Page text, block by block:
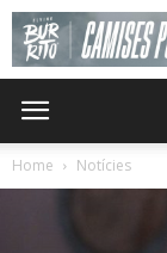
Home Notícies